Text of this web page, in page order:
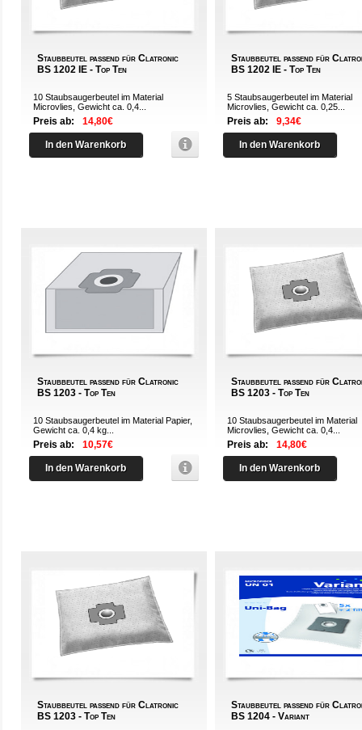
Staubbeutel passend für Clatronic
BS 1202 IE - Top Ten
10 Staubsaugerbeutel im Material
Microvlies, Gewicht ca. 0,4...
Preis ab: 14,80€
In den Warenkorb
Staubbeutel passend für
BS 1202 IE - Top Ten
5 Staubsaugerbeutel im Material
Microvlies, Gewicht ca. 0,25...
Preis ab: 9,34€
In den Warenkorb
Staubbeutel passend für Clatronic
BS 1203 - Top Ten
10 Staubsaugerbeutel im Material Papier,
Gewicht ca. 0,4 kg...
Preis ab: 10,57€
In den Warenkorb
Staubbeutel passend für
BS 1203 - Top Ten
10 Staubsaugerbeutel im Material
Microvlies, Gewicht ca. 0,4...
Preis ab: 14,80€
In den Warenkorb
Staubbeutel passend für Clatronic
BS 1203 - Top Ten
Staubbeutel passend für
BS 1204 - Variant